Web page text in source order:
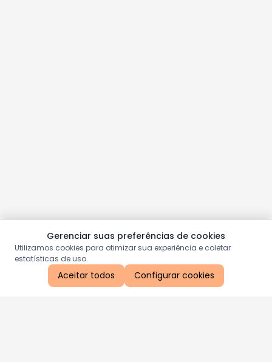
Gerenciar suas preferências de cookies
Utilizamos cookies para otimizar sua experiência e coletar
estatísticas de uso.
Aceitar todos Configurar cookies